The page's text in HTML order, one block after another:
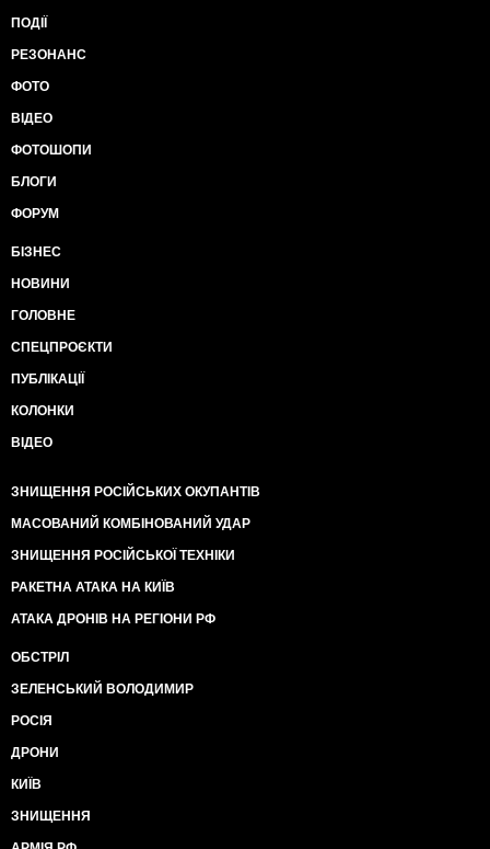
ПОДІЇ
РЕЗОНАНС
ФОТО
ВІДЕО
ФОТОШОПИ
БЛОГИ
ФОРУМ
БІЗНЕС
НОВИНИ
ГОЛОВНЕ
СПЕЦПРОЄКТИ
ПУБЛІКАЦІЇ
КОЛОНКИ
ВІДЕО
ЗНИЩЕННЯ РОСІЙСЬКИХ ОКУПАНТІВ
МАСОВАНИЙ КОМБІНОВАНИЙ УДАР
ЗНИЩЕННЯ РОСІЙСЬКОЇ ТЕХНІКИ
РАКЕТНА АТАКА НА КИЇВ
АТАКА ДРОНІВ НА РЕГІОНИ РФ
ОБСТРІЛ
ЗЕЛЕНСЬКИЙ ВОЛОДИМИР
РОСІЯ
ДРОНИ
КИЇВ
ЗНИЩЕННЯ